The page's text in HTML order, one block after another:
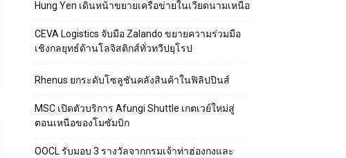
Hung Yen เดินหน้าขยายเครือข่ายในเวียดนามเหนือ
CEVA Logistics จับมือ Zalando ขยายความร่วมมือ
เชิงกลยุทธ์ด้านโลจิสติกส์ทั่วทวีปยุโรป
Rhenus ยกระดับโซลูชันคลังสินค้าในฟิลิปปินส์
MSC เปิดตัวบริการ Afungi Shuttle เกตเวย์ใหม่สู่
ตอนเหนือของโมซัมบิก
OOCL รับมอบ 3 รางวัลจากกรมเจ้าท่าฮ่องกงและ